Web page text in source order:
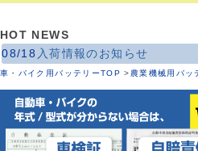
HOT NEWS
08/18 入荷情報のお知らせ
車・バイク用バッテリーTOP > 農業機械用バッ